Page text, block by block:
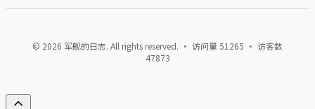
© 2026 军舰的日志. All rights reserved. · 访问量51265 · 访客数
47873